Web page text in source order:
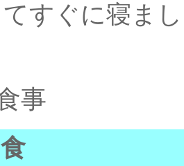
すぐに寝ま
事